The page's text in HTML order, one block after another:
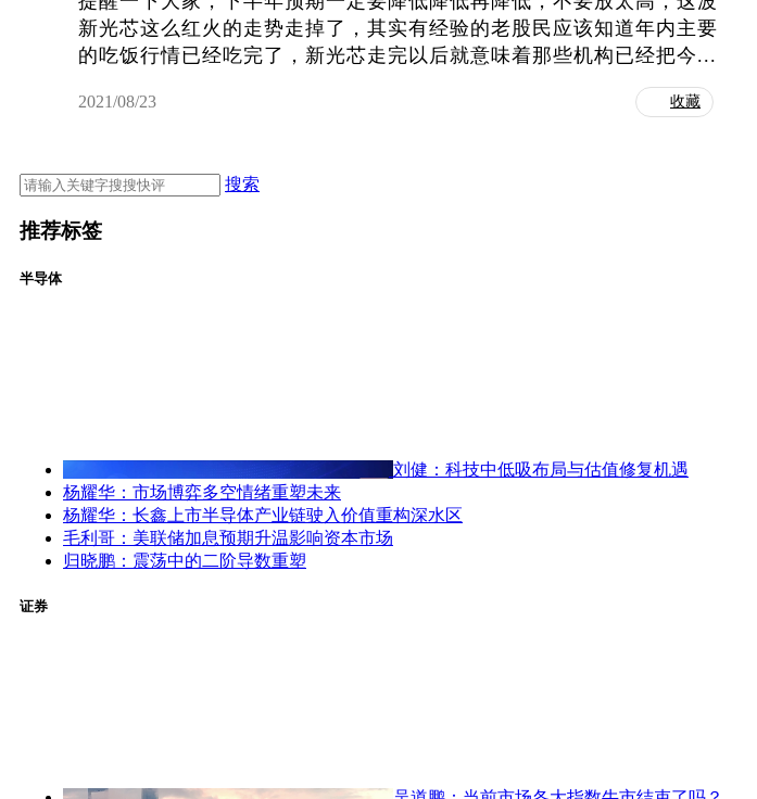
新光芯这么红火的走势走掉了，其实有经验的老股民应该知道年内主要
的吃饭行情已经吃完了，新光芯走完以后就意味着那些机构已经把今...
2021/08/23 收藏
搜索
推荐标签
半导体
刘健：科技中低吸布局与估值修复机遇
杨耀华：市场博弈多空情绪重塑未来
杨耀华：长鑫上市半导体产业链驶入价值重构深水区
毛利哥：美联储加息预期升温影响资本市场
归晓鹏：震荡中的二阶导数重塑
证券